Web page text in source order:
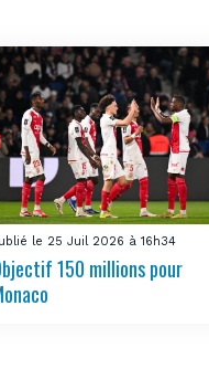
le 25 Juil 2026 à 16h34
150 millions pour